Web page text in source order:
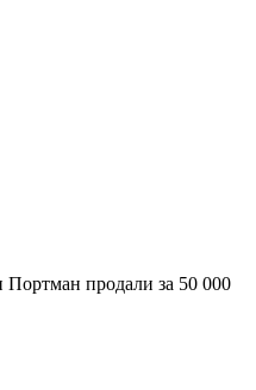
продали за 50 000